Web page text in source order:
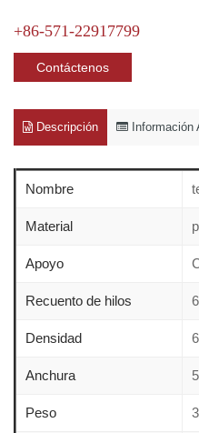
+86-571-22917799
Contáctenos
Descripción Información
Nombre
Material
Apoyo
Recuento de hilos
Densidad
Anchura
Peso